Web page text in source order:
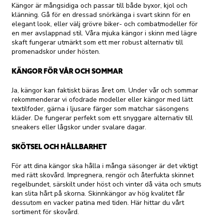
Kängor är mångsidiga och passar till både byxor, kjol och
klänning. Gå för en dressad snörkänga i svart skinn för en
elegant look, eller välj grövre biker- och combatmodeller för
en mer avslappnad stil. Våra mjuka kängor i skinn med lägre
skaft fungerar utmärkt som ett mer robust alternativ till
promenadskor under hösten.
KÄNGOR FÖR VÅR OCH SOMMAR
Ja, kängor kan faktiskt bäras året om. Under vår och sommar
rekommenderar vi ofodrade modeller eller kängor med lätt
textilfoder, gärna i ljusare färger som matchar säsongens
kläder. De fungerar perfekt som ett snyggare alternativ till
sneakers eller lågskor under svalare dagar.
SKÖTSEL OCH HÅLLBARHET
För att dina kängor ska hålla i många säsonger är det viktigt
med rätt skovård. Impregnera, rengör och återfukta skinnet
regelbundet, särskilt under höst och vinter då väta och smuts
kan slita hårt på skorna. Skinnkängor av hög kvalitet får
dessutom en vacker patina med tiden. Här hittar du vårt
sortiment för skovård.